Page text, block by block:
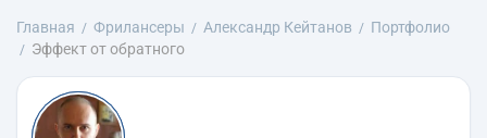
Главная Фрилансеры Александр Кейтанов
Портфолио
Эффект от обратного